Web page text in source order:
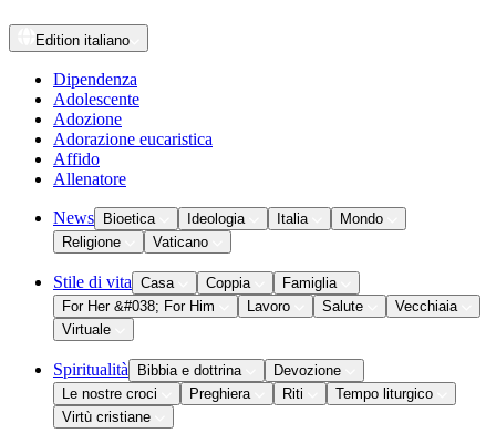
Edition italiano
Dipendenza
Adolescente
Adozione
Adorazione eucaristica
Affido
Allenatore
News Bioetica Ideologia Italia
Mondo
Religione
Vaticano
Stile di vita Casa Coppia
Famiglia
For Her &#038; For Him
Lavoro Salute
Vecchiaia
Virtuale
Spiritualità Bibbia e dottrina
Devozione
Le nostre croci
Preghiera Riti
Tempo liturgico
Virtù cristiane